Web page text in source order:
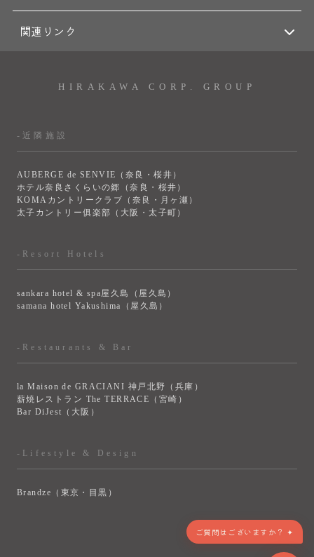
関連リンク
HIRAKAWA CORP. GROUP
-近隣施設
AUBERGE de SENVIE（奈良・桜井）
ホテル奈良さくらいの郷（奈良・桜井）
KOMAカントリークラブ（奈良・月ヶ瀬）
太子カントリー俱楽部（大阪・太子町）
-Resort Hotels
sankara hotel & spa屋久島（屋久島）
samana hotel Yakushima（屋久島）
-Restaurants & Bar
la Maison de GRACIANI 神戸北野（兵庫）
薪焼レストラン The TERRACE（宮崎）
Bar DiJest（大阪）
-Lifestyle & Design
Brandze（東京・目黒）
> VIEW MORE
ご質問はございますか？ ✦